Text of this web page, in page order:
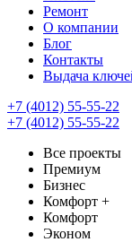
Ремонт
О компании
Блог
Контакты
Выдача
+7 (4012) 55-55-22
+7 (4012) 55-55-22
Все проекты
Премиум
Бизнес
Комфорт +
Комфорт
Эконом